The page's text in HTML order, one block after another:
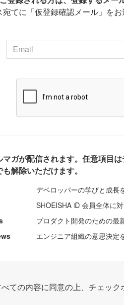
てに「仮登録確認メール」を
ガが配信されます。任意項目
解除いただけます。
デベロッパーの学びと成長
SHOEISHA iD 会員全体に
プロダクト開発のための最
エンジニア組織の意思決定
ての内容に同意の上、チェッ